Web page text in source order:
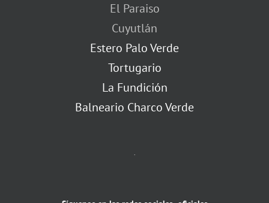
El Paraiso
Cuyutlán
Estero Palo Verde
Tortugario
La Fundición
Balneario Charco Verde
.